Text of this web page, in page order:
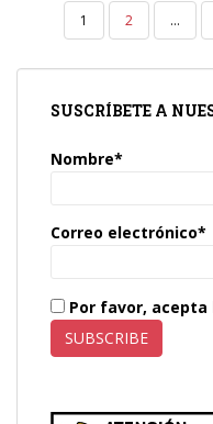
PAGINACIÓN
ENTRADAS
1 2 …
SUSCRÍBETE A
Nombre*
Correo electrónico*
Por favor,